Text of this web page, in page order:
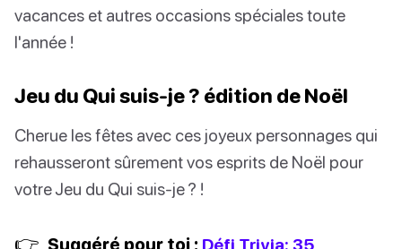
vacances et autres occasions spéciales toute
l'année !
Jeu du Qui suis-je ? édition de Noël
Cherue les fêtes avec ces joyeux personnages qui
rehausseront sûrement vos esprits de Noël pour
votre Jeu du Qui suis-je ? !
👉 Suggéré pour toi : Défi Trivia: 35